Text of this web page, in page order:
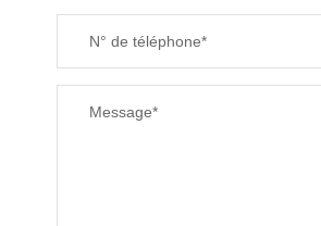
RESTAURANTS ET CAFÉS
N° de téléphone*
Message*